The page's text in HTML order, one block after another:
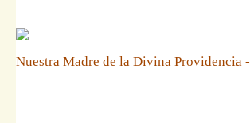
Nuestra Madre de la Divina Providencia -